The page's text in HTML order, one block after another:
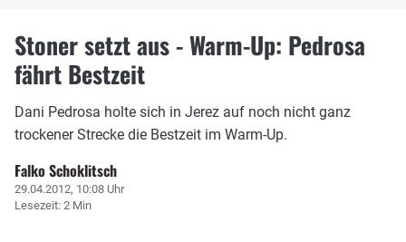
Stoner setzt aus - Warm-Up: Pedrosa
fährt Bestzeit
Dani Pedrosa holte sich in Jerez auf noch nicht ganz
trockener Strecke die Bestzeit im Warm-Up.
Falko Schoklitsch
29.04.2012, 10:08 Uhr
Lesezeit: 2 Min